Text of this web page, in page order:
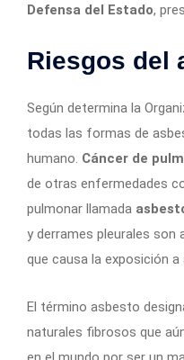
Defensa del Estado,
Riesgos del
Según determina la
todas las formas de
humano. Cáncer de
de otras enfermedades
pulmonar llamada
y derrames pleurales son
que causa la exposición a
El término asbesto
naturales fibrosos que